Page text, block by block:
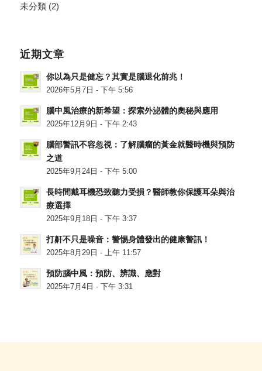
未分類(2)
近期文章
你以為只是健忘？其實是腦退化前兆！
2026年5月7日 - 下午 5:56
腦中風治療的新希望：探索外泌體的奧秘與應用
2025年12月9日 - 下午 2:43
腦部警訊不容忽視：了解腦瘤的黃金就醫時機與預防
之道
2025年9月24日 - 下午 5:00
長時間戴耳機恐致聽力受損？醫師教你保護耳朵與治
療選擇
2025年9月18日 - 下午 3:37
打鼾不只是噪音：警惕身體發出的健康警訊！
2025年8月29日 - 上午 11:57
預防腦中風：預防、辨識、應對
2025年7月4日 - 下午 3:31